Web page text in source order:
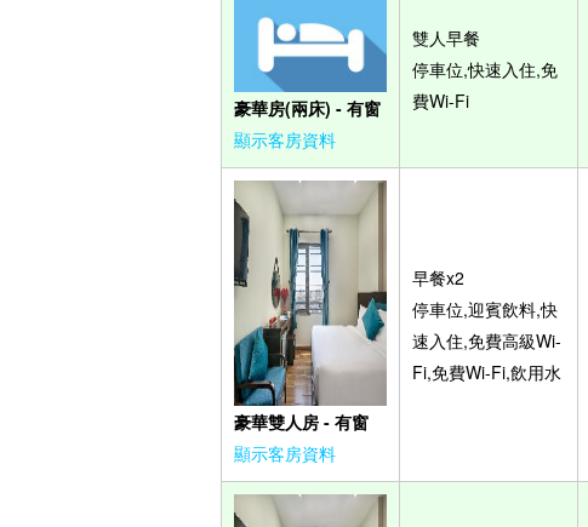
豪華房(兩床) - 有窗
顯示客房資料
雙人早餐
停車位,快速入住,免
費Wi-Fi
豪華雙人房 - 有窗
顯示客房資料
早餐x2
停車位,迎賓飲料,快
速入住,免費高級Wi-
Fi,免費Wi-Fi,飲用水